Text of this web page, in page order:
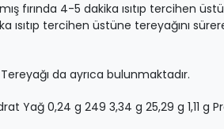
fırında 4-5 dakika ısıtıp
ısıtıp tercihen üstüne tereyağını
da ayrıca bulunmaktadır.
Yağ 0,24 g 249 3,34 g 25,29 g 1,11 g